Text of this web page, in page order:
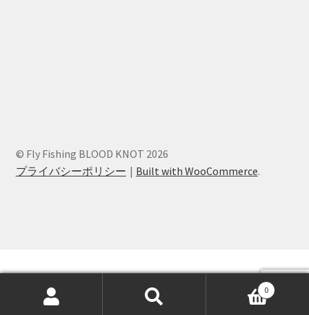
© Fly Fishing BLOOD KNOT 2026
プライバシーポリシー
Built with WooCommerce.
0